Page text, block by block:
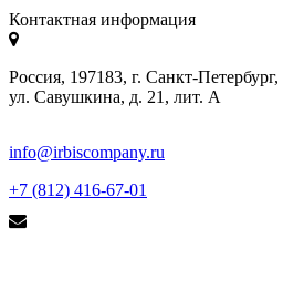
Контактная информация
Россия, 197183, г. Санкт-Петербург,
ул. Савушкина, д. 21, лит. А
info@irbiscompany.ru
+7 (812) 416-67-01